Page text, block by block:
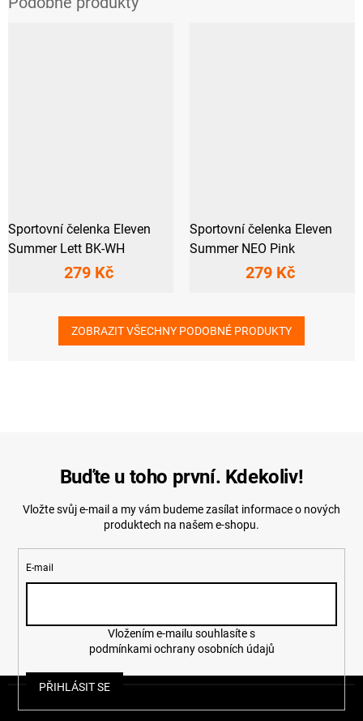
Sportovní čelenka Eleven
Summer Lett BK-WH
279 Kč
Sportovní čelenka Eleven
Summer NEO Pink
279 Kč
ZOBRAZIT VŠECHNY PODOBNÉ PRODUKTY
Buďte u toho první. Kdekoliv!
Vložte svůj e-mail a my vám budeme zasílat informace o nových
produktech na našem e-shopu.
E-mail
podmínkami ochrany osobních údajů
PŘIHLÁSIT SE